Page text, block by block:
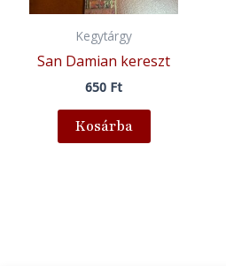
Kegytárgy
San Damian kereszt
650 Ft
Kosárba